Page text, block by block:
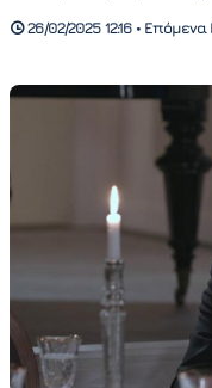
26/02/2025 12:16 • Επόμενα